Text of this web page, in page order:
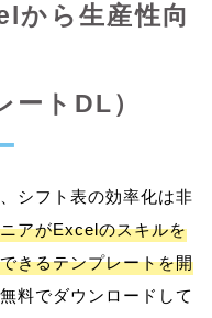
から生産性向
ートDL）
シフト表の効率化は非
アがExcelのスキルを
きるテンプレートを開
料でダウンロードして